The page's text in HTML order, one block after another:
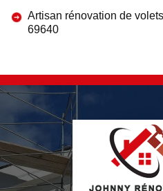
Artisan rénovation de
69640